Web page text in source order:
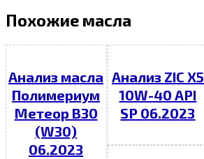
Похожие масла
Анализ масла
Полимериум
Метеор В30
(W30)
06.2023
Анализ ZIC X5
10W-40 API
SP 06.2023